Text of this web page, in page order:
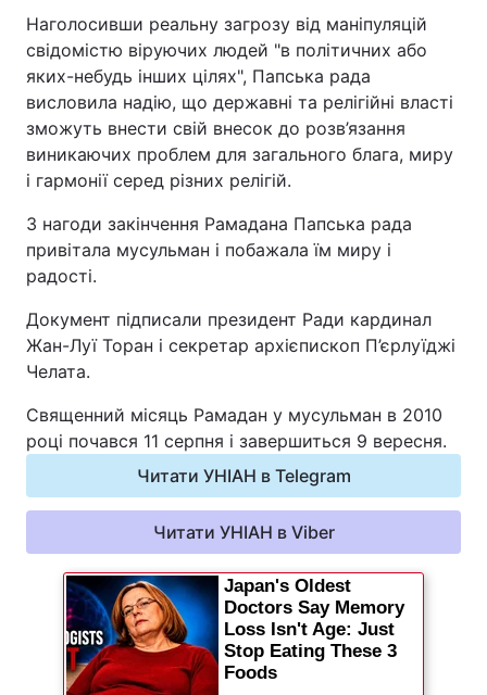
Зброя Інциденти
Здоров'я Туризм
Цікавинки Погода
Інтерв'ю Думки
Архів Вакансії
Контакти
ПОСЛУГИ
Реклама на сайті Фотобанк
Моніторинг Пресцентр
Наголосивши реальну загрозу від маніпуляцій
свідомістю віруючих людей "в політичних або
яких-небудь інших цілях", Папська рада
висловила надію, що державні та релігійні власті
зможуть внести свій внесок до розв’язання
виникаючих проблем для загального блага, миру
і гармонії серед різних релігій.
З нагоди закінчення Рамадана Папська рада
привітала мусульман і побажала їм миру і
радості.
Документ підписали президент Ради кардинал
Жан-Луї Торан і секретар архієпископ П’єрлуїджі
Челата.
Священний місяць Рамадан у мусульман в 2010
році почався 11 серпня і завершиться 9 вересня.
Читати УНІАН в Telegram
Читати УНІАН в Viber